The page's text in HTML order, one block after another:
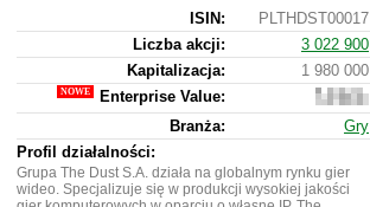
ISIN:
PLTHDST00017
Liczba akcji:
3 022 900
Kapitalizacja:
1 980 000
Enterprise Value:
952
000
Branża:
Gry
Profil działalności:
Grupa The Dust S.A. działa na globalnym rynku gier
wideo. Specjalizuje się w produkcji wysokiej jakości